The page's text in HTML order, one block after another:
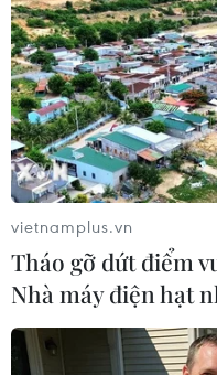
#khủng bố ma túy
#Thái Bình Dương
Theo dõi VietnamPlus
vietnamplus.vn
Tháo gỡ dứt điểm
Nhà máy điện hạt